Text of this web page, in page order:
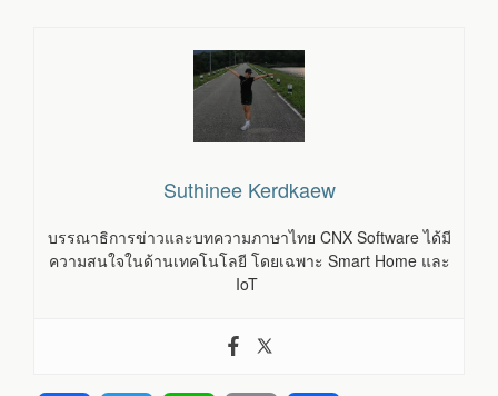
Suthinee Kerdkaew
บรรณาธิการข่าวและบทความภาษาไทย CNX Software ได้มี
ความสนใจในด้านเทคโนโลยี โดยเฉพาะ Smart Home และ
IoT